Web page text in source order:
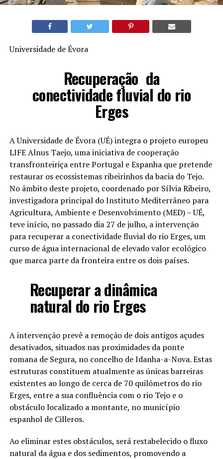
Universidade de Évora
Recuperação da
conectividade fluvial do rio
Erges
A Universidade de Évora (UÉ) integra o projeto europeu
LIFE Alnus Taejo, uma iniciativa de cooperação
transfronteiriça entre Portugal e Espanha que pretende
restaurar os ecossistemas ribeirinhos da bacia do Tejo.
No âmbito deste projeto, coordenado por Sílvia Ribeiro,
investigadora principal do Instituto Mediterrâneo para
Agricultura, Ambiente e Desenvolvimento (MED) – UÉ,
teve início, no passado dia 27 de julho, a intervenção
para recuperar a conectividade fluvial do rio Erges, um
curso de água internacional de elevado valor ecológico
que marca parte da fronteira entre os dois países.
Recuperar a dinâmica
natural do rio Erges
A intervenção prevê a remoção de dois antigos açudes
desativados, situados nas proximidades da ponte
romana de Segura, no concelho de Idanha-a-Nova. Estas
estruturas constituem atualmente as únicas barreiras
existentes ao longo de cerca de 70 quilómetros do rio
Erges, entre a sua confluência com o rio Tejo e o
obstáculo localizado a montante, no município
espanhol de Cilleros.
Ao eliminar estes obstáculos, será restabelecido o fluxo
natural da água e dos sedimentos, promovendo a